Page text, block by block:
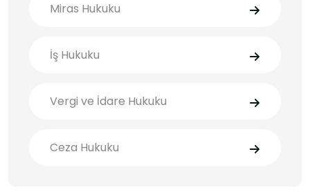
Miras Hukuku
İş Hukuku
Vergi ve İdare Hukuku
Ceza Hukuku